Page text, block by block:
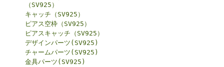
（SV925）
キャッチ（SV925）
ピアス空枠（SV925）
ピアスキャッチ（SV925）
デザインパーツ(SV925)
チャームパーツ(SV925)
金具パーツ(SV925)